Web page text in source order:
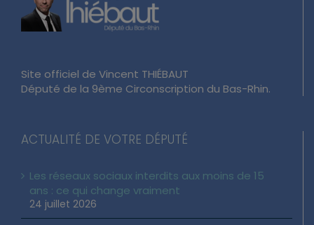
Site officiel de Vincent THIÉBAUT
Député de la 9ème Circonscription du Bas-Rhin.
ACTUALITÉ DE VOTRE DÉPUTÉ
Les réseaux sociaux interdits aux moins de 15
ans : ce qui change vraiment
24 juillet 2026